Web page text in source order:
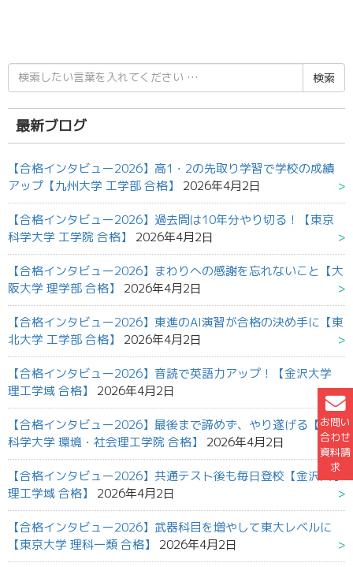
お問い
合わせ
資料請
求
検
索
結
果:
最新ブログ
【合格インタビュー2026】高1・2の先取り学習で学校の成績
アップ【九州大学 工学部 合格】
2026年4月2日
【合格インタビュー2026】過去問は10年分やり切る！【東京
科学大学 工学院 合格】
2026年4月2日
【合格インタビュー2026】まわりへの感謝を忘れないこと【大
阪大学 理学部 合格】
2026年4月2日
【合格インタビュー2026】東進のAI演習が合格の決め手に【東
北大学 工学部 合格】
2026年4月2日
【合格インタビュー2026】音読で英語力アップ！【金沢大学
理工学域 合格】
2026年4月2日
【合格インタビュー2026】最後まで諦めず、やり遂げる【東京
科学大学 環境・社会理工学院 合格】
2026年4月2日
【合格インタビュー2026】共通テスト後も毎日登校【金沢大学
理工学域 合格】
2026年4月2日
【合格インタビュー2026】武器科目を増やして東大レベルに
【東京大学 理科一類 合格】
2026年4月2日